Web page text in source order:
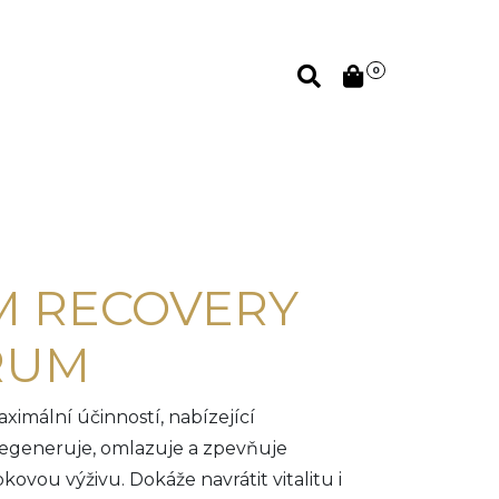
0
RECOVERY
účinností, nabízející
omlazuje a zpevňuje
výživu. Dokáže navrátit vitalitu i